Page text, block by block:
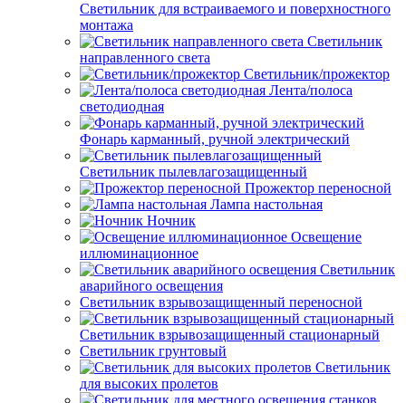
Светильник для встраиваемого и поверхностного
монтажа
Светильник
направленного света
Светильник/прожектор
Лента/полоса
светодиодная
Фонарь карманный, ручной электрический
Светильник пылевлагозащищенный
Прожектор переносной
Лампа настольная
Ночник
Освещение
иллюминационное
Светильник
аварийного освещения
Светильник взрывозащищенный переносной
Светильник взрывозащищенный стационарный
Светильник грунтовый
Светильник
для высоких пролетов